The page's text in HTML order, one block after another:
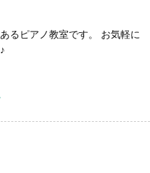
エレクトーン・キーボ
教室
ン、キーボードのレッスンも